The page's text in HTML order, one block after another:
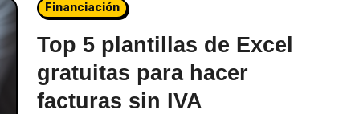
Financiación
Top 5 plantillas de Excel
gratuitas para hacer
facturas sin IVA